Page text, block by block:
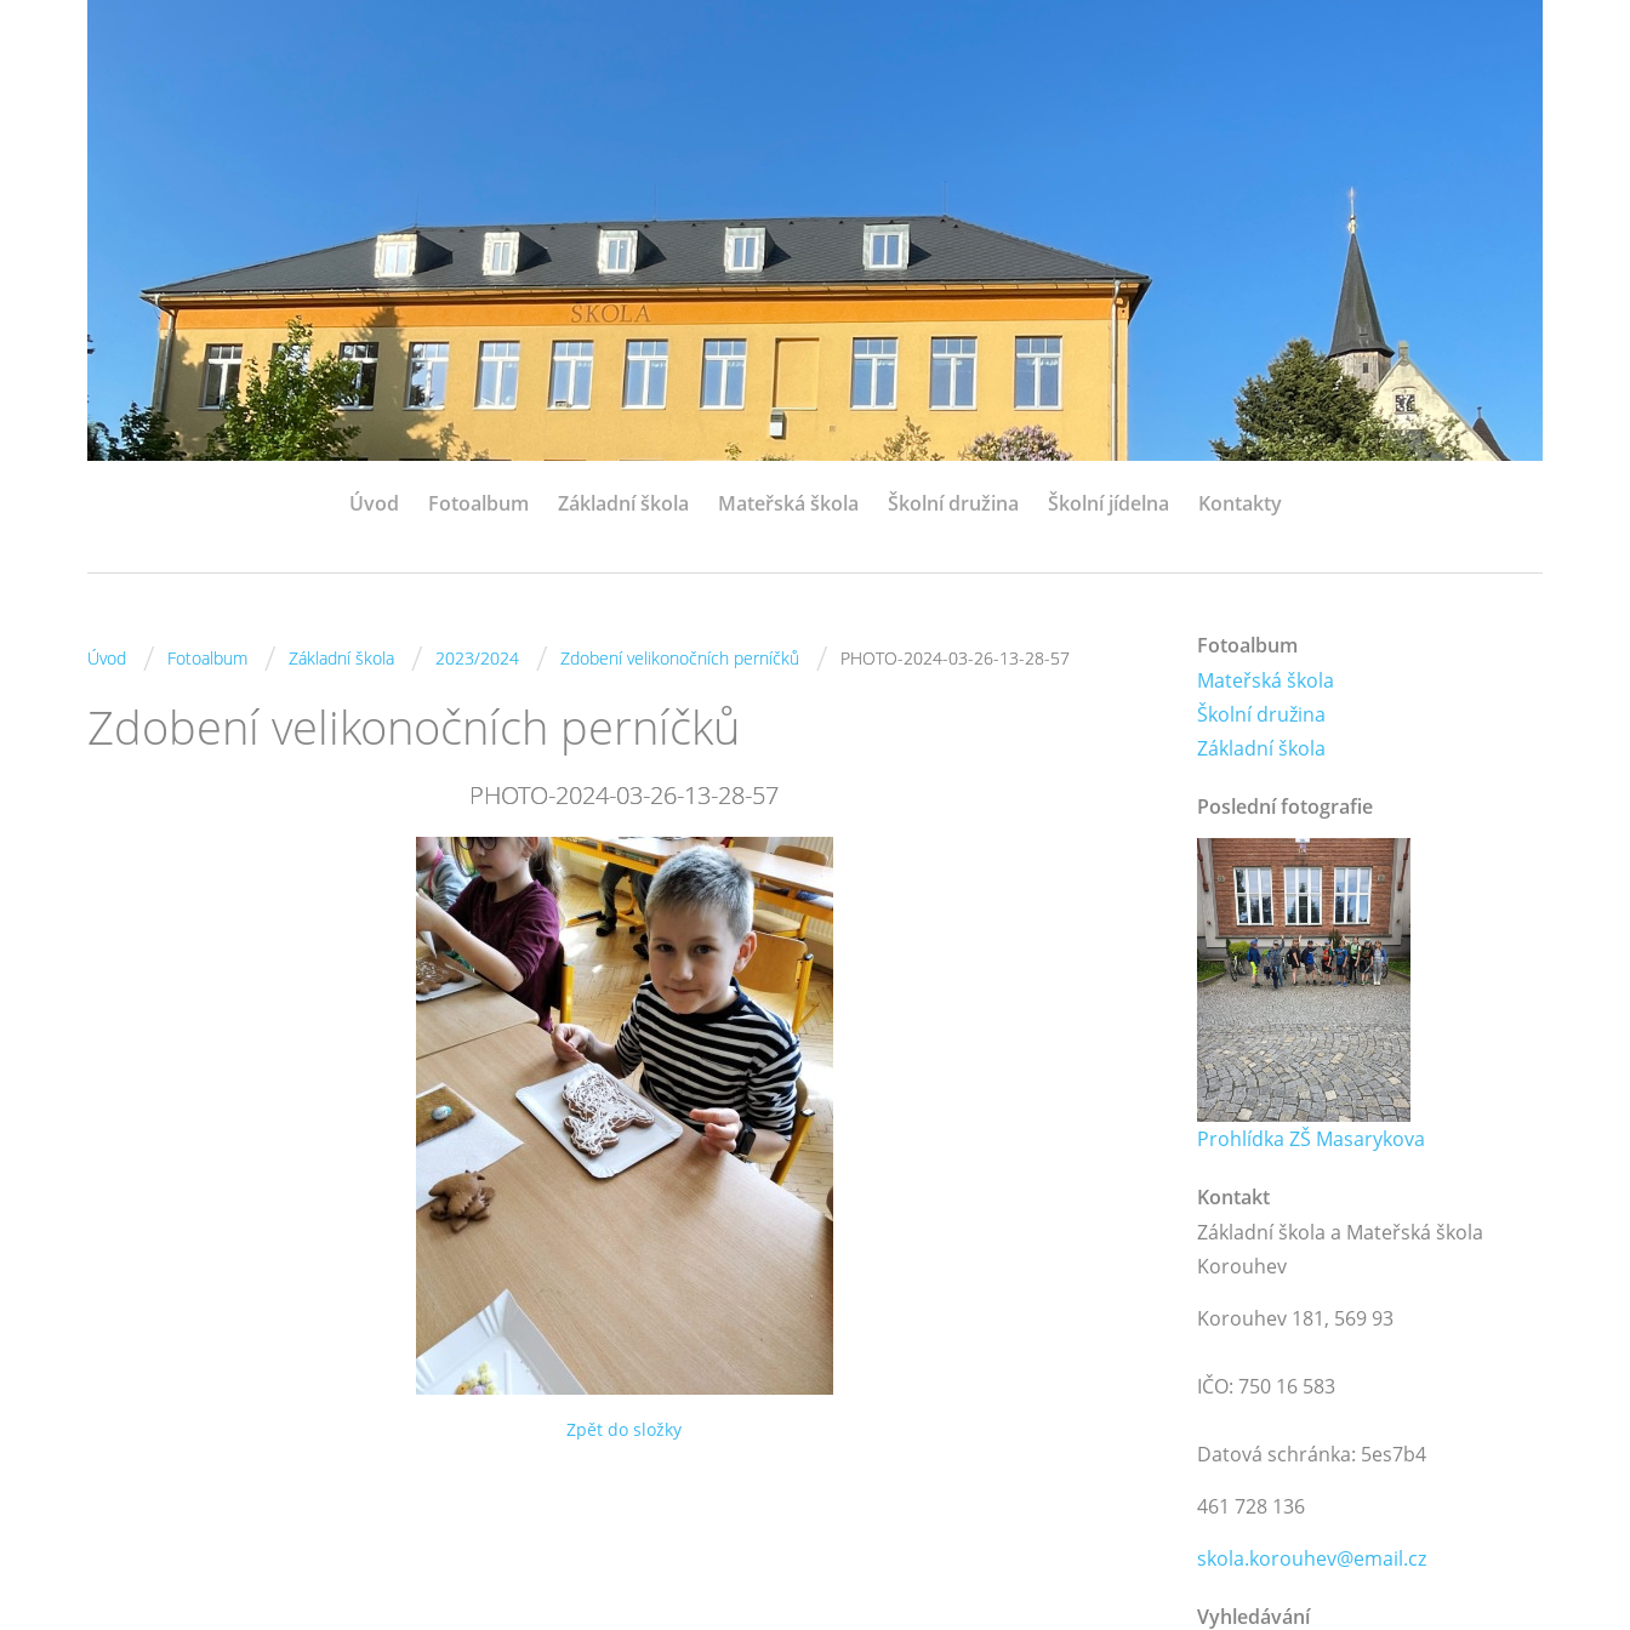
Úvod Fotoalbum Základní škola Mateřská škola Školní družina Školní jídelna Kontakty
Úvod / Fotoalbum / Základní škola / 2023/2024 / Zdobení velikonočních perníčků / PHOTO-2024-03-26-13-28-57
Zdobení velikonočních perníčků
PHOTO-2024-03-26-13-28-57
Zpět do složky
Fotoalbum
Mateřská škola
Školní družina
Základní škola
Poslední fotografie
Prohlídka ZŠ Masarykova
Kontakt
Základní škola a Mateřská škola
Korouhev
Korouhev 181, 569 93
IČO: 750 16 583
Datová schránka: 5es7b4
461 728 136
skola.korouhev@email.cz
Vyhledávání